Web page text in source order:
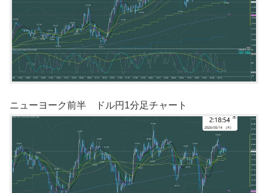
ニューヨーク前半 ドル円1分足チャート